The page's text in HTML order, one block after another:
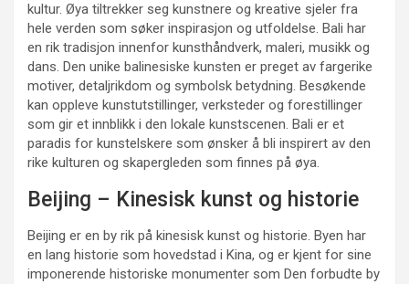
kultur. Øya tiltrekker seg kunstnere og kreative sjeler fra
hele verden som søker inspirasjon og utfoldelse. Bali har
en rik tradisjon innenfor kunsthåndverk, maleri, musikk og
dans. Den unike balinesiske kunsten er preget av fargerike
motiver, detaljrikdom og symbolsk betydning. Besøkende
kan oppleve kunstutstillinger, verksteder og forestillinger
som gir et innblikk i den lokale kunstscenen. Bali er et
paradis for kunstelskere som ønsker å bli inspirert av den
rike kulturen og skapergleden som finnes på øya.
Beijing – Kinesisk kunst og historie
Beijing er en by rik på kinesisk kunst og historie. Byen har
en lang historie som hovedstad i Kina, og er kjent for sine
imponerende historiske monumenter som Den forbudte by